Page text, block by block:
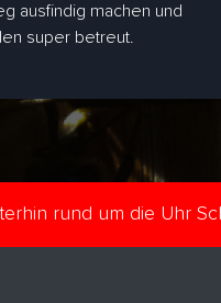
ausfindig machen und
super betreut.
rund um die Uhr